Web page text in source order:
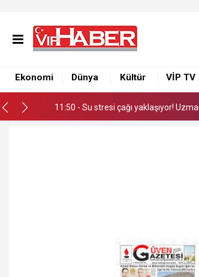
Ekonomi Dünya Kültür VİP TV
11:50 - Su stresi çağı yaklaşıyor!
12:34 - Nacar, Balcalı Hastanesi
11:50 - Su stresi çağı yaklaşıyor!